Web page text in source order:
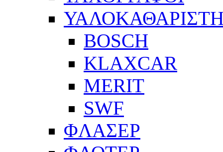
BOSCH
KLAXCAR
MERIT
SWF
ΦΛΑΣΕΡ